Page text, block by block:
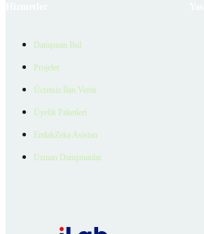
Danışman Bul
Projeler
Ücretsiz İlan Verin
Üyelik Paketleri
EmlakZeka Asistan
Uzman Danışmanlar